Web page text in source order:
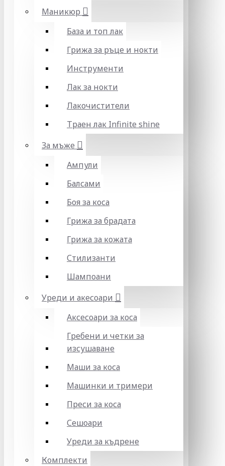
Маникюр
База и топ лак
Грижа за ръце и нокти
Инструменти
Лак за нокти
Лакочистители
Траен лак Infinite shine
За мъже
Ампули
Балсами
Боя за коса
Грижа за брадата
Грижа за кожата
Стилизанти
Шампоани
Уреди и акесоари
Аксесоари за коса
Гребени и четки за
изсушаване
Маши за коса
Машинки и тримери
Преси за коса
Сешоари
Уреди за къдрене
Комплекти